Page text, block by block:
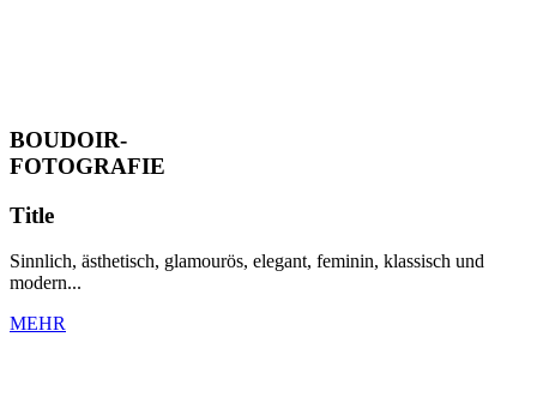
BOUDOIR-
FOTOGRAFIE
Title
Sinnlich, ästhetisch, glamourös, elegant, feminin, klassisch und
modern...
MEHR